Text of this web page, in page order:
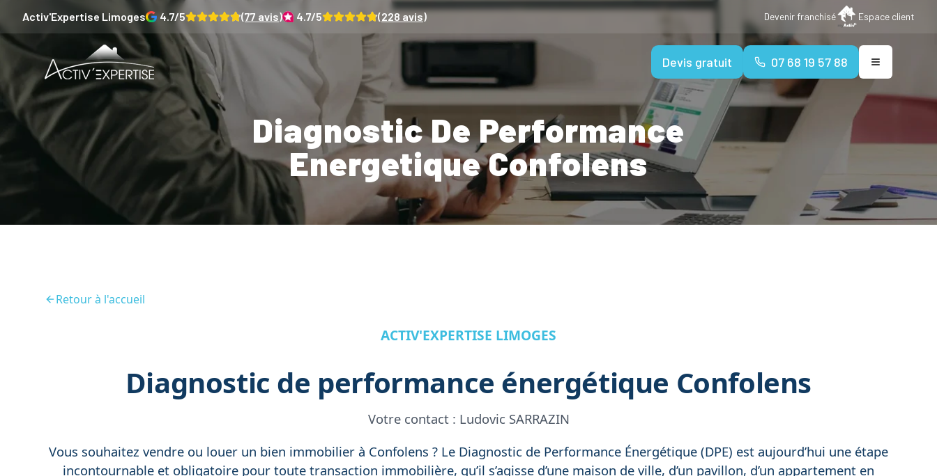
Activ'Expertise Limoges 4.7/5 (77 avis) 4.7/5 (228 avis) Devenir franchisé Espace client
Devis gratuit 07 68 19 57 88
Diagnostic De Performance
Energetique Confolens
Retour à l'accueil
ACTIV'EXPERTISE LIMOGES
Diagnostic de performance énergétique Confolens
Votre contact : Ludovic SARRAZIN
Vous souhaitez vendre ou louer un bien immobilier à Confolens ? Le Diagnostic de Performance Énergétique (DPE) est aujourd’hui une étape
incontournable et obligatoire pour toute transaction immobilière, qu’il s’agisse d’une maison de ville, d’un pavillon, d’un appartement en